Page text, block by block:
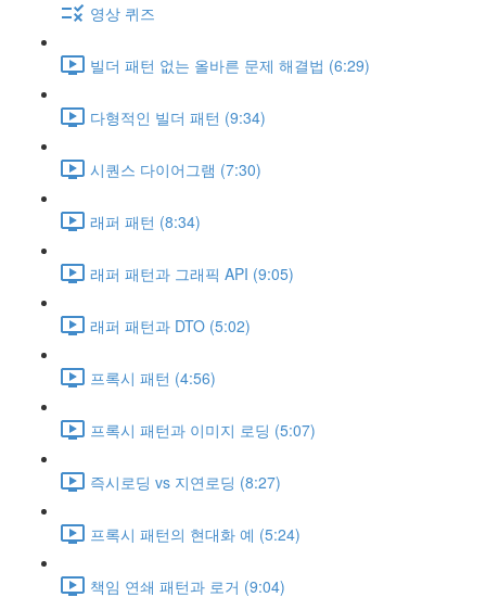
영상 퀴즈
빌더 패턴 없는 올바른 문제 해결법 (6:29)
다형적인 빌더 패턴 (9:34)
시퀀스 다이어그램 (7:30)
래퍼 패턴 (8:34)
래퍼 패턴과 그래픽 API (9:05)
래퍼 패턴과 DTO (5:02)
프록시 패턴 (4:56)
프록시 패턴과 이미지 로딩 (5:07)
즉시로딩 vs 지연로딩 (8:27)
프록시 패턴의 현대화 예 (5:24)
책임 연쇄 패턴과 로거 (9:04)